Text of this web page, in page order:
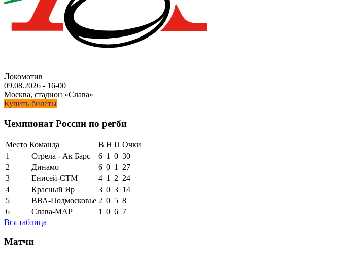
Локомотив
09.08.2026 - 16-00
Москва, стадион «Слава»
Купить билеты
Чемпионат России по регби
Место Команда В Н П Очки
1
Стрела - Ак Барс 6 1 0 30
2
Динамо 6 0 1
27
3
Енисей-СТМ 4 1 2 24
4
Красный Яр 3 0 3 14
5
ВВА-Подмосковье 2 0 5 8
6
Слава-МАР 1 0 6 7
Вся таблица
Матчи